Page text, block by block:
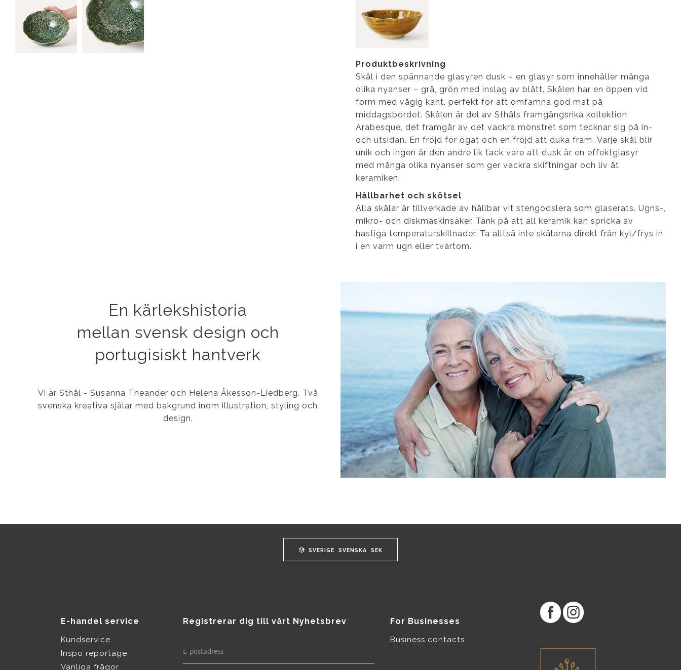
Produktbeskrivning
Skål i den spännande glasyren dusk – en glasyr som innehåller många
olika nyanser – grå, grön med inslag av blått. Skålen har en öppen vid
form med vågig kant, perfekt för att omfamna god mat på
middagsbordet. Skålen är del av Sthåls framgångsrika kollektion
Arabesque, det framgår av det vackra mönstret som tecknar sig på in-
och utsidan. En fröjd för ögat och en fröjd att duka fram. Varje skål blir
unik och ingen är den andre lik tack vare att dusk är en effektglasyr
med många olika nyanser som ger vackra skiftningar och liv åt
keramiken.
Hållbarhet och skötsel
Alla skålar är tillverkade av hållbar vit stengodslera som glaserats. Ugns-,
mikro- och diskmaskinsäker. Tänk på att all keramik kan spricka av
hastiga temperaturskillnader. Ta alltså inte skålarna direkt från kyl/frys in
i en varm ugn eller tvärtom.
En kärlekshistoria
mellan svensk design och
portugisiskt hantverk
Vi är Sthål - Susanna Theander och Helena Åkesson-Liedberg. Två
svenska kreativa själar med bakgrund inom illustration, styling och
design.
SVERIGE SVENSKA SEK
E-handel service
Kundservice
Inspo reportage
Vanliga frågor
Registrerar dig till vårt Nyhetsbrev For Businesses
Business contacts